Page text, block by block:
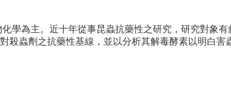
學為主。近十年從事昆蟲抗藥性之研究，研究對象
殺蟲劑之抗藥性基線，並以分析其解毒酵素以明白